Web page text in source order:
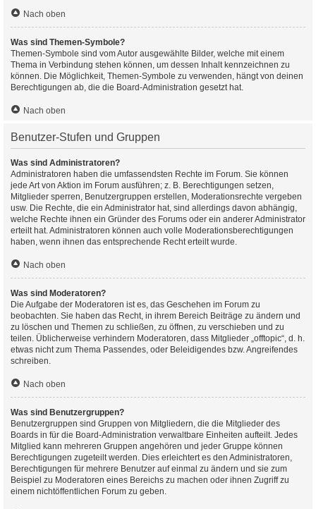
Nach oben
Was sind Themen-Symbole?
Themen-Symbole sind vom Autor ausgewählte Bilder, welche mit einem
Thema in Verbindung stehen können, um dessen Inhalt kennzeichnen zu
können. Die Möglichkeit, Themen-Symbole zu verwenden, hängt von deinen
Berechtigungen ab, die die Board-Administration gesetzt hat.
Nach oben
Benutzer-Stufen und Gruppen
Was sind Administratoren?
Administratoren haben die umfassendsten Rechte im Forum. Sie können
jede Art von Aktion im Forum ausführen; z. B. Berechtigungen setzen,
Mitglieder sperren, Benutzergruppen erstellen, Moderationsrechte vergeben
usw. Die Rechte, die ein Administrator hat, sind allerdings davon abhängig,
welche Rechte ihnen ein Gründer des Forums oder ein anderer Administrator
erteilt hat. Administratoren können auch volle Moderationsberechtigungen
haben, wenn ihnen das entsprechende Recht erteilt wurde.
Nach oben
Was sind Moderatoren?
Die Aufgabe der Moderatoren ist es, das Geschehen im Forum zu
beobachten. Sie haben das Recht, in ihrem Bereich Beiträge zu ändern und
zu löschen und Themen zu schließen, zu öffnen, zu verschieben und zu
teilen. Üblicherweise verhindern Moderatoren, dass Mitglieder „offtopic“, d. h.
etwas nicht zum Thema Passendes, oder Beleidigendes bzw. Angreifendes
schreiben.
Nach oben
Was sind Benutzergruppen?
Benutzergruppen sind Gruppen von Mitgliedern, die die Mitglieder des
Boards in für die Board-Administration verwaltbare Einheiten aufteilt. Jedes
Mitglied kann mehreren Gruppen angehören und jeder Gruppe können
Berechtigungen zugeteilt werden. Dies erleichtert es den Administratoren,
Berechtigungen für mehrere Benutzer auf einmal zu ändern und sie zum
Beispiel zu Moderatoren eines Bereichs zu machen oder ihnen Zugriff zu
einem nichtöffentlichen Forum zu geben.